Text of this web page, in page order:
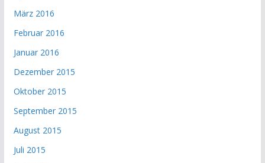
März 2016
Februar 2016
Januar 2016
Dezember 2015
Oktober 2015
September 2015
August 2015
Juli 2015